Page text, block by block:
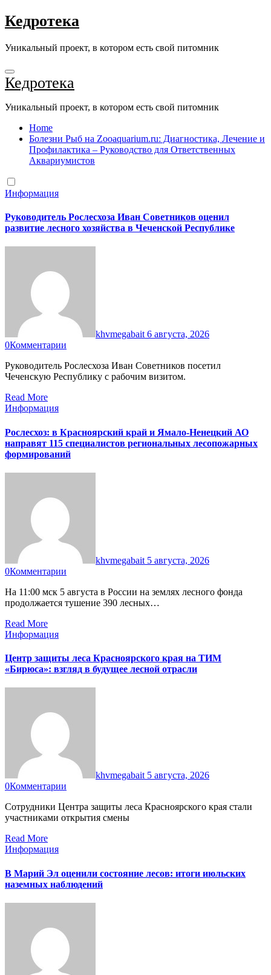
Перейти
к
Кедротека
Уникальный проект, в котором есть свой питомник
Кедротека
Уникальный проект, в котором есть свой питомник
Home
Болезни Рыб на Zooaquarium.ru: Диагностика, Лечение и
Профилактика – Руководство для Ответственных
Аквариумистов
Информация
Руководитель Рослесхоза Иван Советников оценил
развитие лесного хозяйства в Чеченской Республике
khvmegabait 6 августа, 2026
0Комментарии
Руководитель Рослесхоза Иван Советников посетил
Чеченскую Республику с рабочим визитом.
Read More
Информация
Рослесхоз: в Красноярский край и Ямало-Ненецкий АО
направят 115 специалистов региональных лесопожарных
формирований
khvmegabait 5 августа, 2026
0Комментарии
На 11:00 мск 5 августа в России на землях лесного фонда
продолжается тушение 390 лесных…
Read More
Информация
Центр защиты леса Красноярского края на ТИМ
«Бирюса»: взгляд в будущее лесной отрасли
khvmegabait 5 августа, 2026
0Комментарии
Сотрудники Центра защиты леса Красноярского края стали
участниками открытия смены
Read More
Информация
В Марий Эл оценили состояние лесов: итоги июльских
наземных наблюдений